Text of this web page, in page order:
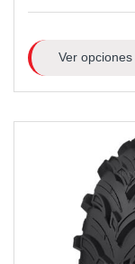
Ver opciones